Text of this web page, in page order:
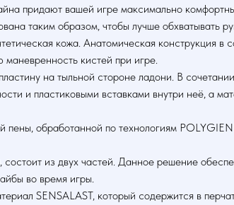
придают вашей игре максимально
таким образом, чтобы лучше обхватывать
кожа. Анатомическая конструкция в
кистей при игре.
на тыльной стороне ладони. В
и пластиковыми вставками внутри неё, а
обработанной по технологиям
из двух частей. Данное решение
во время игры.
SENSALAST, который содержится в